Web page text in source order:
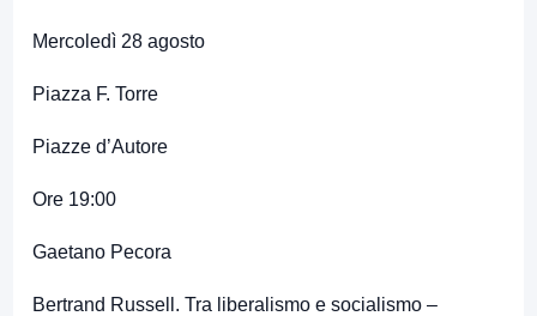
Mercoledì 28 agosto
Piazza F. Torre
Piazze d’Autore
Ore 19:00
Gaetano Pecora
Bertrand Russell. Tra liberalismo e socialismo –